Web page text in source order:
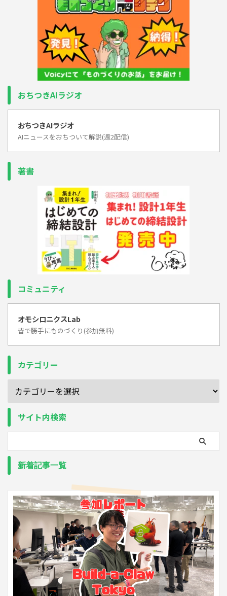
おちつきAIラジオ
おちつきAIラジオ
AIニュースをおちついて解説(週2配信)
著書
コミュニティ
オモシロニクスLab
皆で勝手にものづくり(参加無料)
カテゴリー
サイト内検索
新着記事一覧